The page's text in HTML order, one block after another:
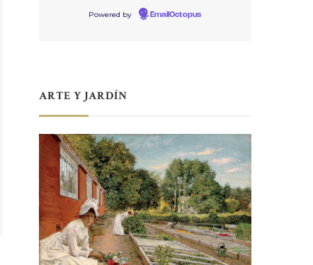
Powered by EmailOctopus
ARTE Y JARDÍN